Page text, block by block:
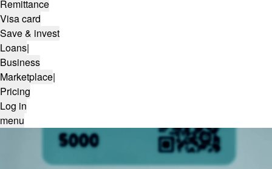
Remittance
Visa card
Save & invest
Loans|
Business
Marketplace|
Pricing
Log in
menu